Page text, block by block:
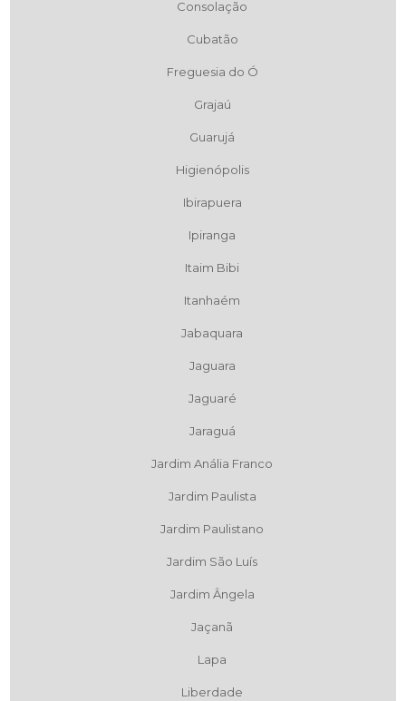
Consolação
Cubatão
Freguesia do Ó
Grajaú
Guarujá
Higienópolis
Ibirapuera
Ipiranga
Itaim Bibi
Itanhaém
Jabaquara
Jaguara
Jaguaré
Jaraguá
Jardim Anália Franco
Jardim Paulista
Jardim Paulistano
Jardim São Luís
Jardim Ângela
Jaçanã
Lapa
Liberdade